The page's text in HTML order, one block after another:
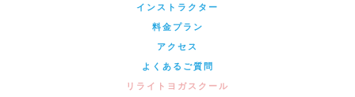
インストラクター
料金プラン
アクセス
よくあるご質問
リライトヨガスクール